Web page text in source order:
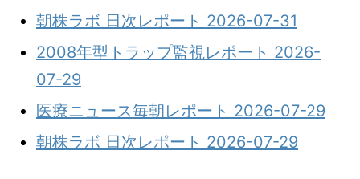
朝株ラボ 日次レポート 2026-07-31
2008年型トラップ監視レポート 2026-
07-29
医療ニュース毎朝レポート 2026-07-29
朝株ラボ 日次レポート 2026-07-29